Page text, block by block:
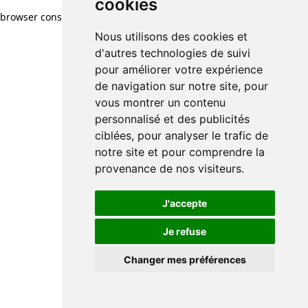
cookies
Nous utilisons des cookies et
d'autres technologies de suivi
pour améliorer votre expérience
de navigation sur notre site, pour
vous montrer un contenu
personnalisé et des publicités
ciblées, pour analyser le trafic de
notre site et pour comprendre la
provenance de nos visiteurs.
J'accepte
Je refuse
Changer mes préférences
browser console for more information)